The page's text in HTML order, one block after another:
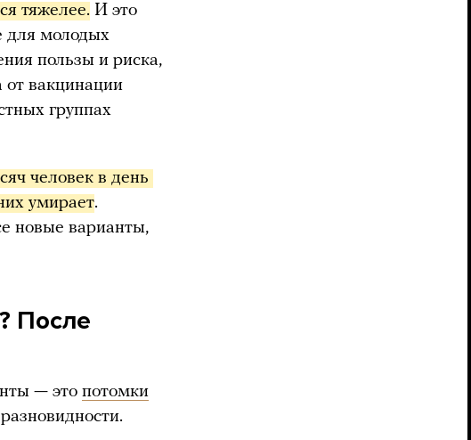
тяжелее. И это
для молодых
пользы и риска,
от вакцинации
группах
человек в день
умирает.
новые варианты,
После
— это потомки